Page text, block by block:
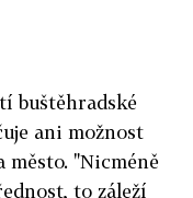
buštěhradské
ani možnost
město. "Nicméně
to záleží